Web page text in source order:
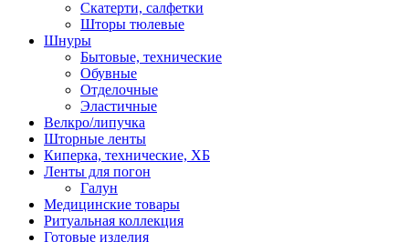
Скатерти, салфетки
Шторы тюлевые
Шнуры
Бытовые, технические
Обувные
Отделочные
Эластичные
Велкро/липучка
Шторные ленты
Киперка, технические, ХБ
Ленты для погон
Галун
Медицинские товары
Ритуальная коллекция
Готовые изделия